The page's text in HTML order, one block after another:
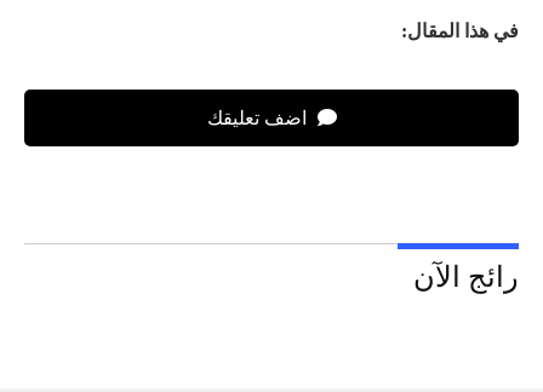
في هذا المقال:
اضف تعليقك
رائج الآن